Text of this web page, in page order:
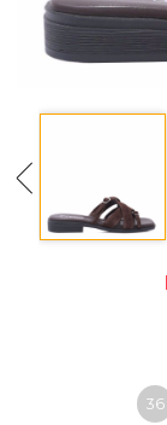
36